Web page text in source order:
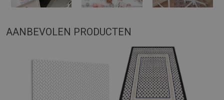
AANBEVOLEN PRODUCTEN